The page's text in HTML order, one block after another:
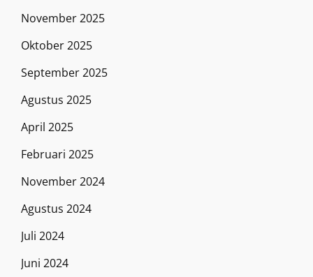
November 2025
Oktober 2025
September 2025
Agustus 2025
April 2025
Februari 2025
November 2024
Agustus 2024
Juli 2024
Juni 2024